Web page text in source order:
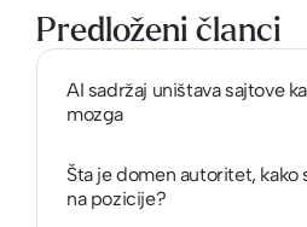
Predloženi članci
AI sadržaj uništava sajtove
mozga
Šta je domen autoritet, kako
na pozicije?